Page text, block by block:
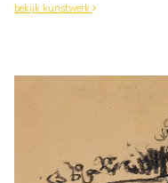
bekijk kunstwerk